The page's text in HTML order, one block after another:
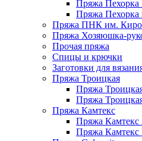
Пряжа Пехорка
Пряжа Пехорка
Пряжа ПНК им.
Пряжа Хозяюшка-
Прочая пряжа
Спицы и крючки
Заготовки для
Пряжа Троицкая
Пряжа
Пряжа
Пряжа Камтекс
Пряжа Камтекс
Пряжа Камтекс